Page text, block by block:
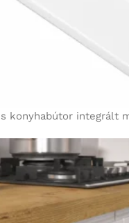
konyhabútor integrált